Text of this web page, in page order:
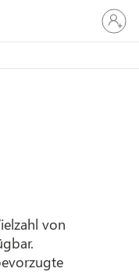
Bei
Ihrem
Konto
von